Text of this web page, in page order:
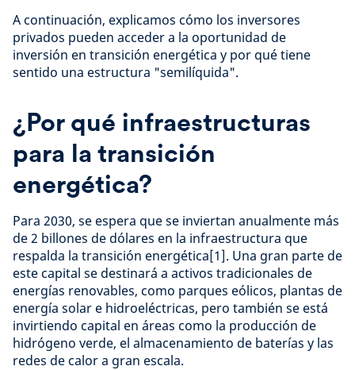
A continuación, explicamos cómo los inversores
privados pueden acceder a la oportunidad de
inversión en transición energética y por qué tiene
sentido una estructura "semilíquida".
¿Por qué infraestructuras
para la transición
energética?
Para 2030, se espera que se inviertan anualmente más
de 2 billones de dólares en la infraestructura que
respalda la transición energética[1]. Una gran parte de
este capital se destinará a activos tradicionales de
energías renovables, como parques eólicos, plantas de
energía solar e hidroeléctricas, pero también se está
invirtiendo capital en áreas como la producción de
hidrógeno verde, el almacenamiento de baterías y las
redes de calor a gran escala.